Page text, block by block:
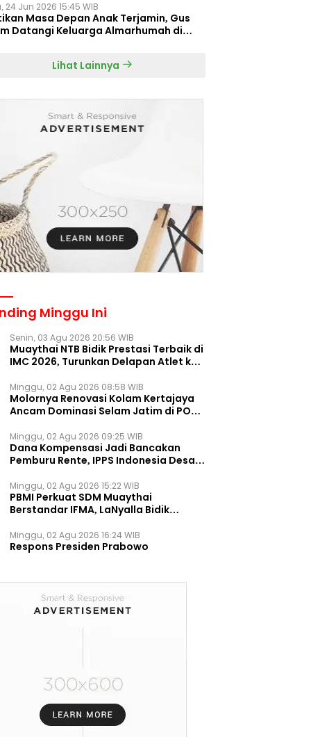
24 Jun 2026 15:45 WIB
Masa Depan Anak Terjamin, Gus
Datangi Keluarga Almarhumah di
Lihat Lainnya
Minggu Ini
Senin, 03 Agu 2026 20:56 WIB
Muaythai NTB Bidik Prestasi Terbaik di
IMC 2026, Turunkan Delapan Atlet ke
Minggu, 02 Agu 2026 08:58 WIB
Molornya Renovasi Kolam Kertajaya
Ancam Dominasi Selam Jatim di PON
Minggu, 02 Agu 2026 09:25 WIB
Dana Kompensasi Jadi Bancakan
Pemburu Rente, IPPS Indonesia Desak
Permanen
Minggu, 02 Agu 2026 15:22 WIB
PBMI Perkuat SDM Muaythai
Berstandar IFMA, LaNyalla Bidik
Minggu, 02 Agu 2026 16:24 WIB
Respons Presiden Prabowo